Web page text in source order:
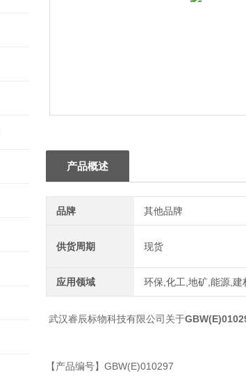
产品概述
品牌 其他品牌
供货周期 现货
应用领域 环保,化工,地矿,能源,建
武汉睿辰标物科技有限公司关于
【产品编号】 GBW(E)010297